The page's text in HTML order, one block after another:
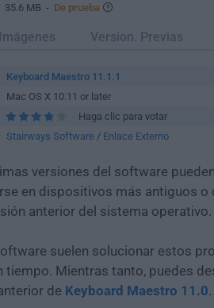
35.6 MB - De prueba
Imágenes Version. Previas
Keyboard Maestro 11.1.1
Mac OS X 10.11 or later
Haga clic para votar
Stairways Software / Enlace Externo
versiones del software
en dispositivos más antiguos
anterior del sistema operativo.
suelen solucionar estos
tiempo. Mientras tanto, puedes
de Keyboard Maestro 11.0.